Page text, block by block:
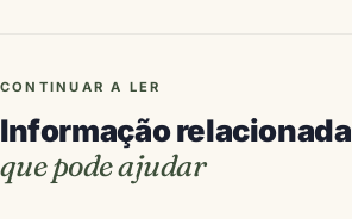
CONTINUAR A LER
Informação relacionada
que pode ajudar